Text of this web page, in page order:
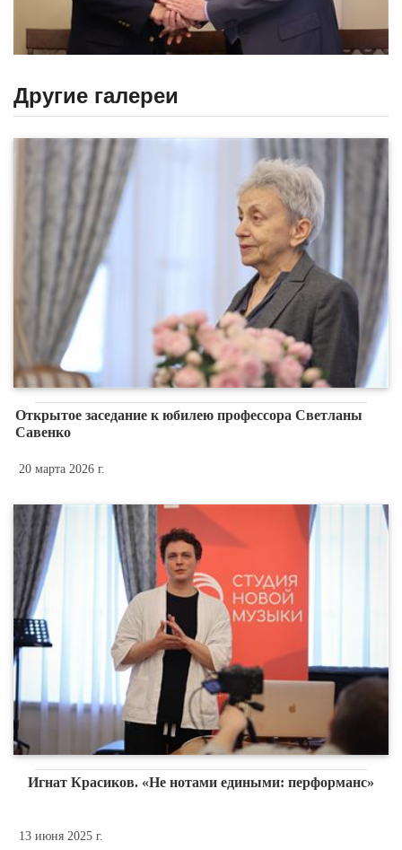
Другие галереи
Открытое заседание к юбилею профессора Светланы
Савенко
20 марта 2026 г.
Игнат Красиков. «Не нотами едиными: перформанс»
13 июня 2025 г.